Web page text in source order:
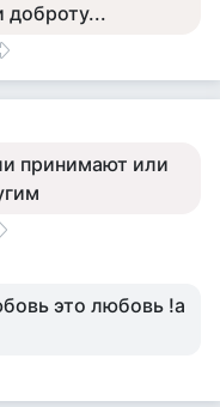
доброту...
принимают или
это любовь !а